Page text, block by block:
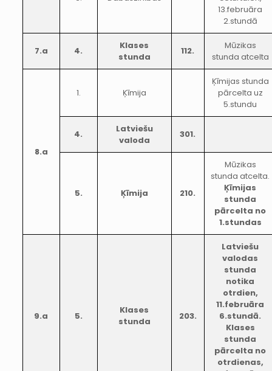
13.februāra
2.stundā
7.a 4.
Klases
stunda
112.
Mūzikas
stunda atcelta
8.a
1. Ķīmija
Ķīmijas stunda
pārcelta uz
5.stundu
4.
Latviešu
valoda
301.
5. Ķīmija 210.
Mūzikas
stunda atcelta.
Ķīmijas
stunda
pārcelta no
1.stundas
9.a 5.
Klases
stunda
203.
Latviešu
valodas
stunda
notika
otrdien,
11.februāra
6.stundā.
Klases
stunda
pārcelta no
otrdienas,